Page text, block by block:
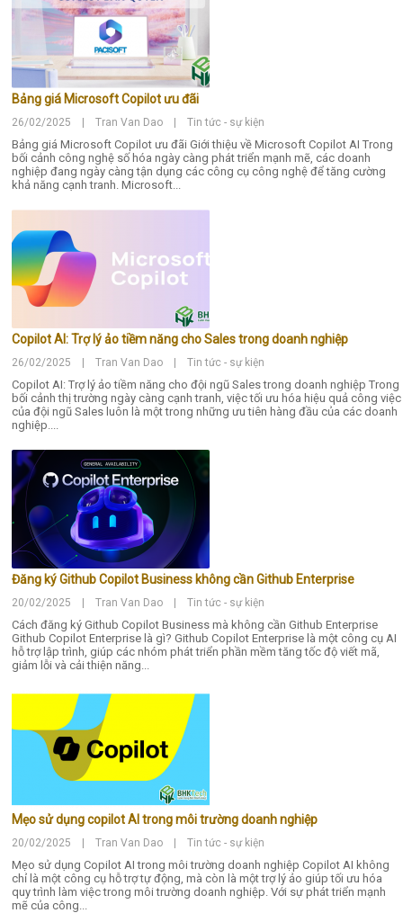
Bảng giá Microsoft Copilot ưu đãi
26/02/2025 | Tran Van Dao | Tin tức - sự kiện
Bảng giá Microsoft Copilot ưu đãi Giới thiệu về Microsoft Copilot AI Trong
bối cảnh công nghệ số hóa ngày càng phát triển mạnh mẽ, các doanh
nghiệp đang ngày càng tận dụng các công cụ công nghệ để tăng cường
khả năng cạnh tranh. Microsoft...
Copilot AI: Trợ lý ảo tiềm năng cho Sales trong doanh nghiệp
26/02/2025 | Tran Van Dao | Tin tức - sự kiện
Copilot AI: Trợ lý ảo tiềm năng cho đội ngũ Sales trong doanh nghiệp Trong
bối cảnh thị trường ngày càng cạnh tranh, việc tối ưu hóa hiệu quả công việc
của đội ngũ Sales luôn là một trong những ưu tiên hàng đầu của các doanh
nghiệp....
Đăng ký Github Copilot Business không cần Github Enterprise
20/02/2025 | Tran Van Dao | Tin tức - sự kiện
Cách đăng ký Github Copilot Business mà không cần Github Enterprise
Github Copilot Enterprise là gì? Github Copilot Enterprise là một công cụ AI
hỗ trợ lập trình, giúp các nhóm phát triển phần mềm tăng tốc độ viết mã,
giảm lỗi và cải thiện năng...
Mẹo sử dụng copilot AI trong môi trường doanh nghiệp
20/02/2025 | Tran Van Dao | Tin tức - sự kiện
Mẹo sử dụng Copilot AI trong môi trường doanh nghiệp Copilot AI không
chỉ là một công cụ hỗ trợ tự động, mà còn là một trợ lý ảo giúp tối ưu hóa
quy trình làm việc trong môi trường doanh nghiệp. Với sự phát triển mạnh
mẽ của công...